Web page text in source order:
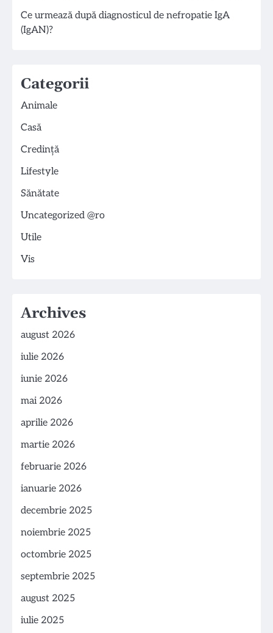
Ce urmează după diagnosticul de nefropatie IgA
(IgAN)?
Categorii
Animale
Casă
Credință
Lifestyle
Sănătate
Uncategorized @ro
Utile
Vis
Archives
august 2026
iulie 2026
iunie 2026
mai 2026
aprilie 2026
martie 2026
februarie 2026
ianuarie 2026
decembrie 2025
noiembrie 2025
octombrie 2025
septembrie 2025
august 2025
iulie 2025